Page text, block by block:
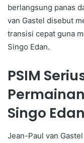
berlangsung panas
van Gastel disebut
transisi cepat guna
Singo Edan.
PSIM
Singo Edan
Jean-Paul van